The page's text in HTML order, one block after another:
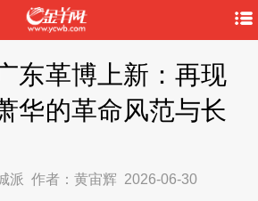
东革博上新：再现
华的革命风范与长
派 作者：黄宙辉 2026-06-30